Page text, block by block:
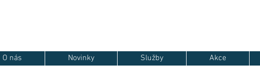
O nás Novinky Služby Akce